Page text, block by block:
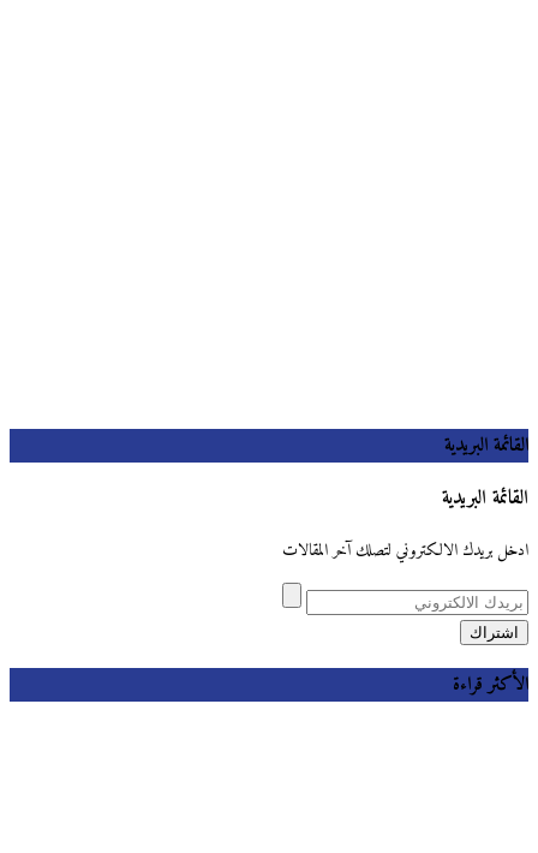
القائمة البريدية
القائمة البريدية
ادخل بريدك الالكتروني لتصلك آخر المقالات
الأكثر قراءة